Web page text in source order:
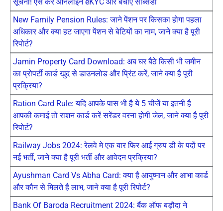
New Family Pension Rules: जाने पेंशन पर किसका होगा पहला
अधिकार और क्या हट जाएगा पेंशन से बेटियों का नाम, जाने क्या है पूरी
रिपोर्ट?
Jamin Property Card Download: अब घर बैठे किसी भी जमीन
का प्रोपर्टी कार्ड खुद से डाउनलोड और प्रिंट करें, जाने क्या है पूरी
प्रक्रिया?
Ration Card Rule: यदि आपके पास भी है ये 5 चीजें या इतनी है
आपकी कमाई तो राशन कार्ड करें सरेंडर वरना होगी जेल, जाने क्या है पूरी
रिपोर्ट?
Railway Jobs 2024: रेलवे मे एक बार फिर आई ग्रुप डी के पदों पर
नई भर्ती, जाने क्या है पूरी भर्ती और आवेदन प्रक्रिया?
Ayushman Card Vs Abha Card: क्या है आयुष्मान और आभा कार्ड
और कौन से मिलते है लाभ, जाने क्या है पूरी रिपोर्ट?
Bank Of Baroda Recruitment 2024: बैंक ऑफ बड़ौदा ने